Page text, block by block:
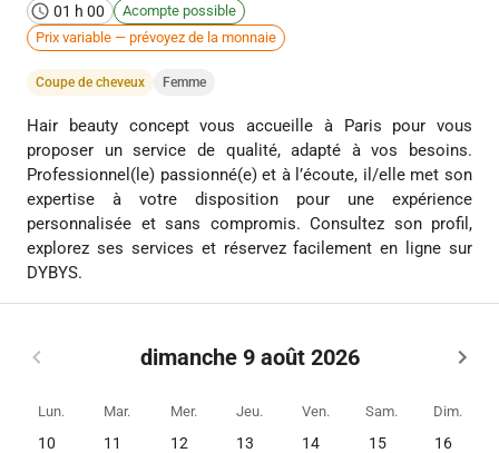
01 h 00
Acompte possible
Prix variable — prévoyez de la monnaie
Coupe de cheveux Femme
Hair beauty concept vous accueille à Paris pour vous
proposer un service de qualité, adapté à vos besoins.
Professionnel(le) passionné(e) et à l’écoute, il/elle met son
expertise à votre disposition pour une expérience
personnalisée et sans compromis. Consultez son profil,
explorez ses services et réservez facilement en ligne sur
DYBYS.
dimanche 9 août 2026
Lun.
10
Mar.
11
Mer.
12
Jeu.
13
Ven.
14
Sam.
15
Dim.
16